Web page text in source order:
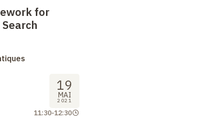
for
19
MAI
2021
11:30-12:30